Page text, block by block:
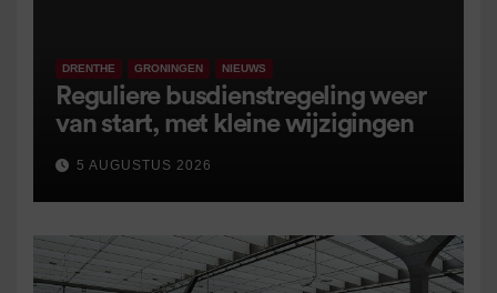
DRENTHE GRONINGEN NIEUWS
Reguliere busdienstregeling weer
van start, met kleine wijzigingen
5 AUGUSTUS 2026